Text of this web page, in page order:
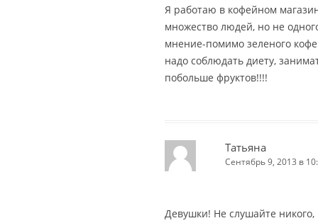
Я работаю в кофейном
множество людей, но не
мнение-помимо зеленого
надо соблюдать диету,
побольше фруктов!!!!
Татьяна
Сентябрь 9, 2013 в
Девушки! Не слушайте